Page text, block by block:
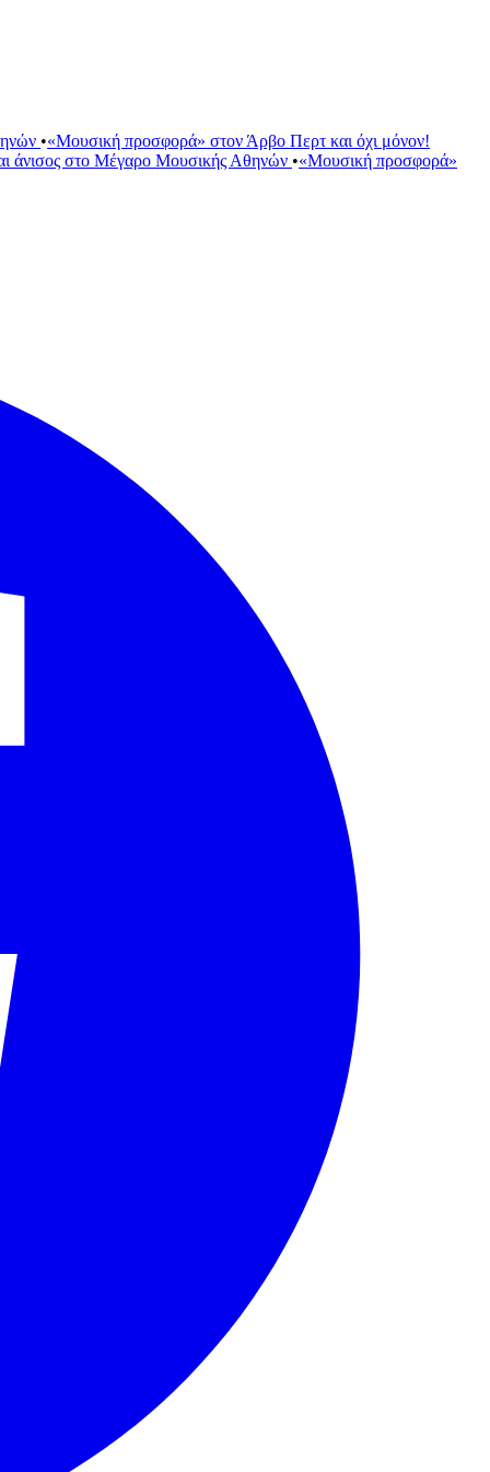
•«Μουσική προσφορά» στον Άρβο Περτ και όχι μόνον!
άνισος στο Μέγαρο Μουσικής Αθηνών •«Μουσική προσφορά»